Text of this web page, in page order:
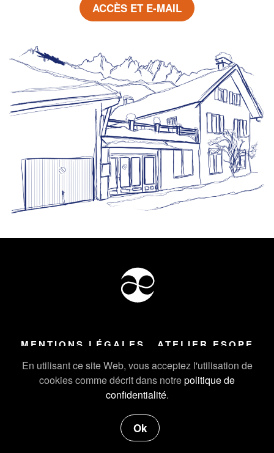
En utilisant ce site Web, vous acceptez l'utilisation de
cookies comme décrit dans notrepolitique de
confidentialité.
Ok
ACCÈS ET E-MAIL
MENTIONS LÉGALES ATELIER ESOPE